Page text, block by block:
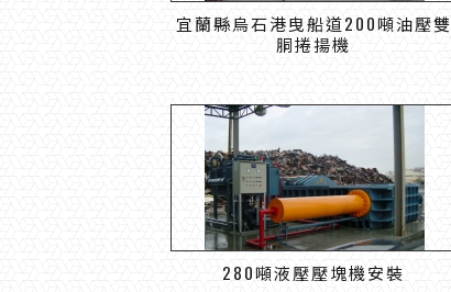
宜蘭縣烏石港曳船道200噸油壓雙
胴捲揚機
280噸液壓壓塊機安裝